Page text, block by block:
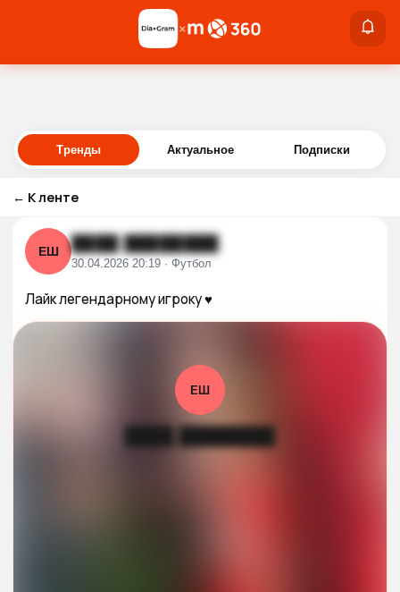
Войти
×
Тренды Актуальное Подписки
← К ленте
ЕШ ████ ████████
30.04.2026 20:19 · Футбол
Лайк легендарному игроку ♥️
ЕШ
████ ████████